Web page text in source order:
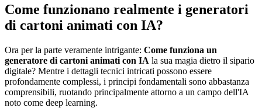
Come funzionano realmente i generatori
di cartoni animati con IA?
Ora per la parte veramente intrigante: Come funziona un
generatore di cartoni animati con IA la sua magia dietro il sipario
digitale? Mentre i dettagli tecnici intricati possono essere
profondamente complessi, i principi fondamentali sono abbastanza
comprensibili, ruotando principalmente attorno a un campo dell'IA
noto come deep learning.